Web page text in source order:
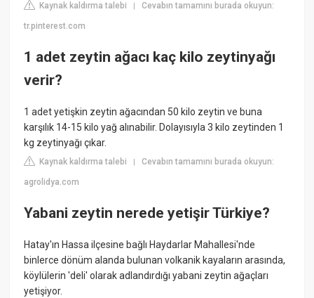
Kaynak kaldırma talebi |Cevabın tamamını burada okuyun:
tr.pinterest.com
1 adet zeytin ağacı kaç kilo zeytinyağı
verir?
1 adet yetişkin zeytin ağacından 50 kilo zeytin ve buna
karşılık 14-15 kilo yağ alınabilir. Dolayısıyla 3 kilo zeytinden 1
kg zeytinyağı çıkar.
Kaynak kaldırma talebi |Cevabın tamamını burada okuyun:
agrolidya.com
Yabani zeytin nerede yetişir Türkiye?
Hatay'ın Hassa ilçesine bağlı Haydarlar Mahallesi'nde
binlerce dönüm alanda bulunan volkanik kayaların arasında,
köylülerin 'deli' olarak adlandırdığı yabani zeytin ağaçları
yetişiyor.